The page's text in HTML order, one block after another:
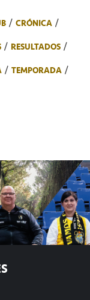
CRÓNICA
RESULTADOS
TEMPORADA